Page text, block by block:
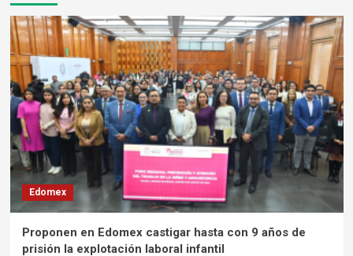
Edomex
Proponen en Edomex castigar hasta con 9 años de
prisión la explotación laboral infantil